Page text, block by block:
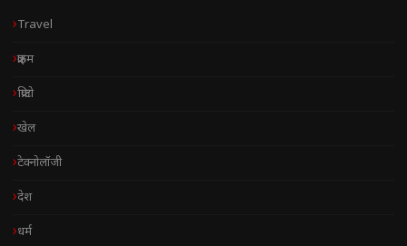
Travel
क्राइम
क्रिप्टो
खेल
टेक्नोलॉजी
देश
धर्म